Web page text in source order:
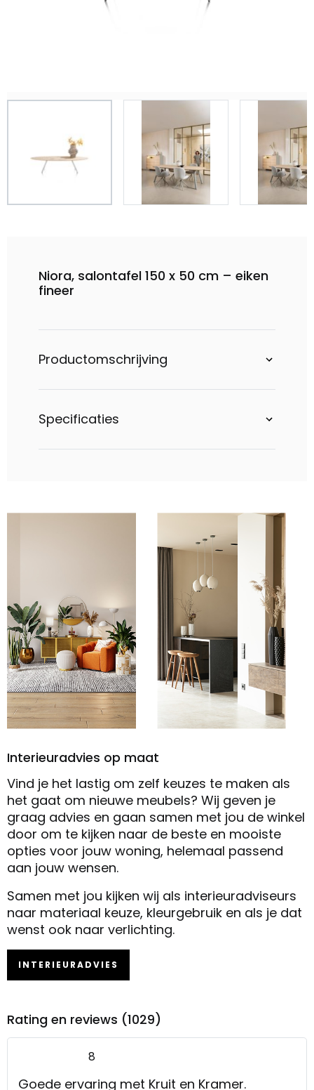
Niora, salontafel 150 x 50 cm – eiken
fineer
Productomschrijving
Specificaties
Interieuradvies op maat
Vind je het lastig om zelf keuzes te maken als
het gaat om nieuwe meubels? Wij geven je
graag advies en gaan samen met jou de winkel
door om te kijken naar de beste en mooiste
opties voor jouw woning, helemaal passend
aan jouw wensen.
Samen met jou kijken wij als interieuradviseurs
naar materiaal keuze, kleurgebruik en als je dat
wenst ook naar verlichting.
INTERIEURADVIES
Rating en reviews (1029)
8
Goede ervaring met Kruit en Kramer.